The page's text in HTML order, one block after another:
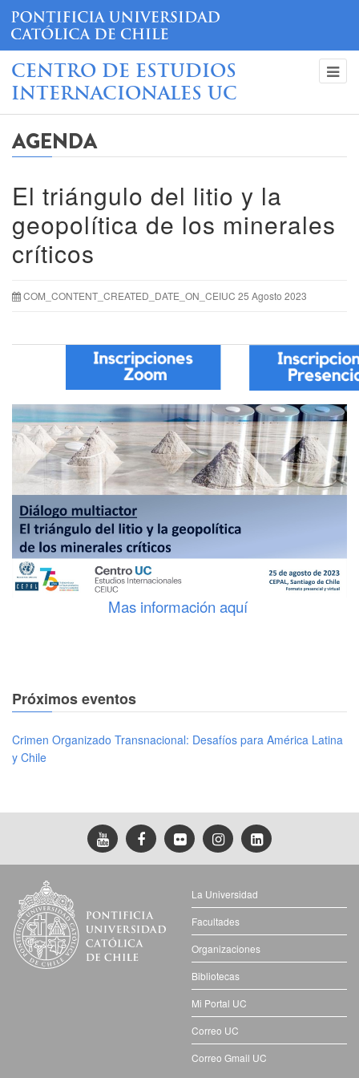
CENTRO DE ESTUDIOS
INTERNACIONALES UC
AGENDA
El triángulo del litio y la
geopolítica de los minerales
críticos
COM_CONTENT_CREATED_DATE_ON_CEIUC 25 Agosto 2023
Mas información aquí
Próximos eventos
Crimen Organizado Transnacional: Desafíos para América Latina
y Chile
La Universidad
Facultades
Organizaciones
Bibliotecas
Mi Portal UC
Correo UC
Correo Gmail UC